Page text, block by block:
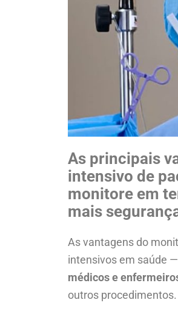
As principais
intensivo de
monitore em
mais
As vantagens do
intensivos em saúde —
médicos e
outros procedimentos.